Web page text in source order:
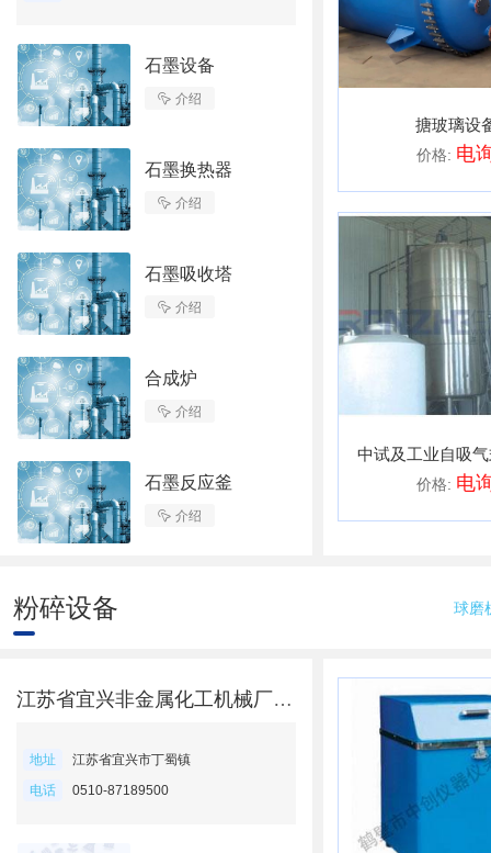
石墨设备
 介绍
石墨换热器
 介绍
石墨吸收塔
 介绍
合成炉
 介绍
石墨反应釜
 介绍
搪玻璃设
价格: 电
中试及工业自吸
价格: 电
粉碎设备 球磨
江苏省宜兴非金属化工机械厂有限公司
地址
江苏省宜兴市丁蜀镇
电话
0510-87189500